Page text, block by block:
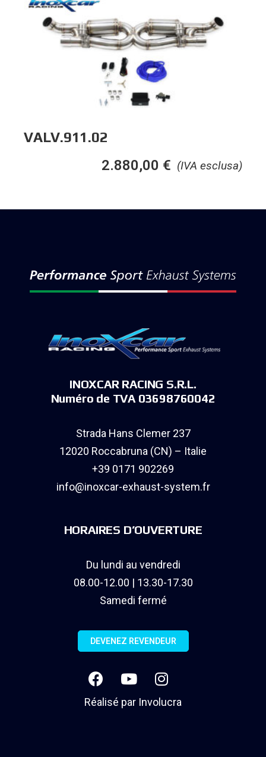
VALV.911.02
(IVA esclusa)
2.880,00 €
INOXCAR RACING S.R.L.
Numéro de TVA 03698760042
Strada Hans Clemer 237
12020 Roccabruna (CN) – Italie
+39 0171 902269
info@inoxcar-exhaust-system.fr
HORAIRES D’OUVERTURE
Du lundi au vendredi
08.00-12.00 | 13.30-17.30
Samedi fermé
DEVENEZ REVENDEUR
Réalisé par Involucra